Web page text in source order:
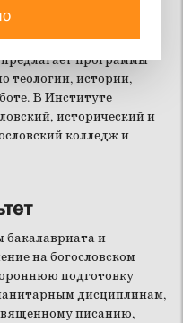
программы
теологии, истории,
В Институте
исторический и
колледж и
бакалавриата и
на богословском
подготовку
дисциплинам,
писанию,